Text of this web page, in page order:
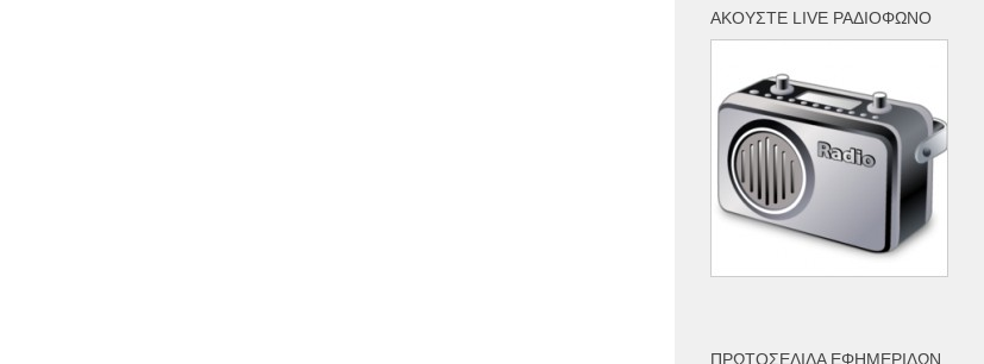
ΑΚΟΎΣΤΕ LIVE ΡΑΔΙΌΦΩΝΟ
ΠΡΩΤΟΣΈΛΙΔΑ ΕΦΗΜΕΡΊΔΩΝ